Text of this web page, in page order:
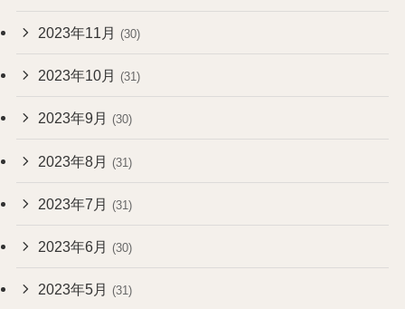
2023年11月 (30)
2023年10月 (31)
2023年9月 (30)
2023年8月 (31)
2023年7月 (31)
2023年6月 (30)
2023年5月 (31)